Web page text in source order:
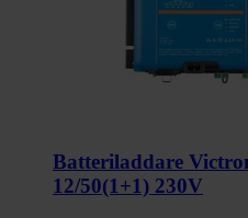
Batteriladdare
12/50(1+1) 230V